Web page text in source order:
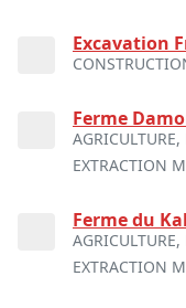
Excavation
Ferme
AGRICULTURE,
EXTRACTION
Ferme du
AGRICULTURE,
EXTRACTION